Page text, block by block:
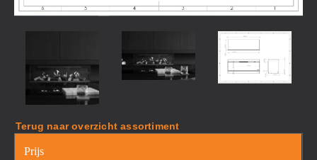
Terug naar overzicht assortiment
Prijs